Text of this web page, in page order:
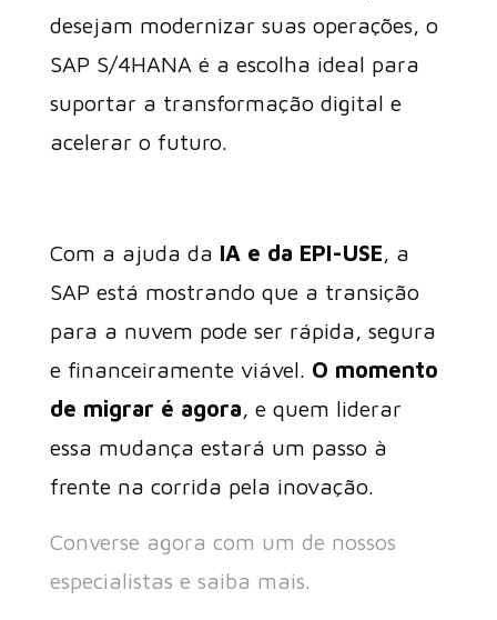
desejam modernizar suas operações, o
SAP S/4HANA é a escolha ideal para
suportar a transformação digital e
acelerar o futuro.
Com a ajuda da IA e da EPI-USE, a
SAP está mostrando que a transição
para a nuvem pode ser rápida, segura
e financeiramente viável. O momento
de migrar é agora, e quem liderar
essa mudança estará um passo à
frente na corrida pela inovação.
Converse agora com um de nossos
especialistas e saiba mais.